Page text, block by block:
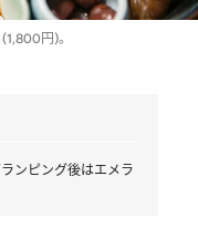
円)。
ンピング後はエメラ